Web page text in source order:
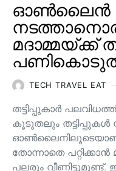
ഓൺലൈൻ
മദാമ്മയ്ക്ക്
TECH TRAVEL EAT
തട്ടിപ്പുകാർ
കൂടുതലും തട്ടിപ്പുകൾ
തോന്നാതെ
പലരും